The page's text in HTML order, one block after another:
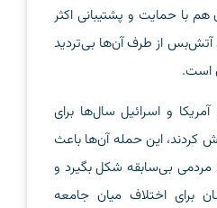
هم با حمایت و پشتیبانی اکثر
از طرف آن‌ها بی‌تردید
است.
آمریکا و اسرائیل سال‌ها برای
کردند، این حمله آن‌ها باعث
بی‌سابقه شکل بگیرد و
برای اختلاف میان جامعه